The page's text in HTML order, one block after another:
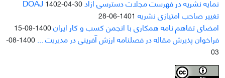
1402-04-30
تغییر صاحب امتیازی نشریه 1401-06-28
امضای تفاهم نامه همکاری با انجمن کسب و کار ایران1400-09-15
فراخوان پذیرش مقاله در فصلنامه ارزش آفرینی در مدیریت ...
1400-08-
03